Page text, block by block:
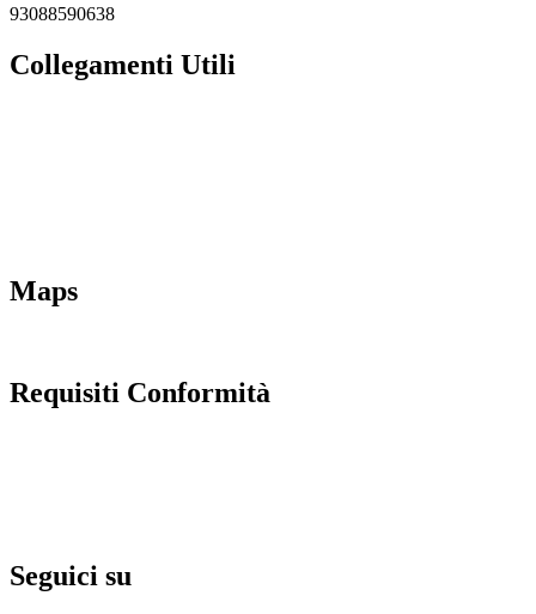
93088590638
Collegamenti Utili
Maps
Requisiti Conformità
Seguici su